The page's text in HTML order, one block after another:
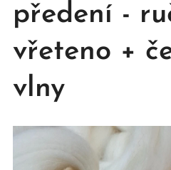
předení -
vřeteno +
vlny